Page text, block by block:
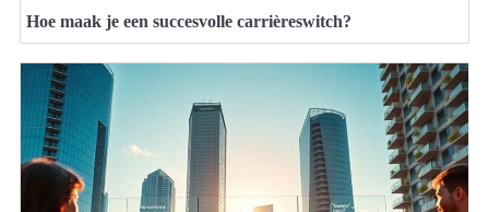
Hoe maak je een succesvolle carrièreswitch?